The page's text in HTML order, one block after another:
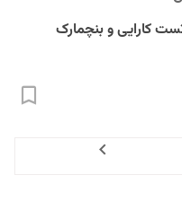
کارایی و بنچمارک